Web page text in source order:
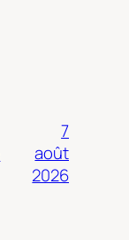
7
août
2026